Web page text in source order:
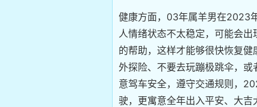
健康方面，03年属羊男在2023
人情绪状态不太稳定，可能会
的帮助，这样才能够很快恢复
外探险、不要去玩蹦极跳伞，
意驾车安全，遵守交通规则，
驶，更寓意全年出入平安、大吉